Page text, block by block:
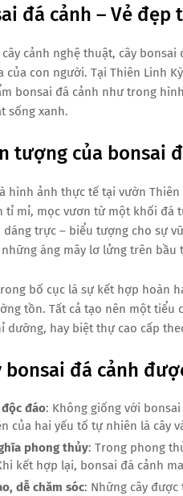
đá cảnh – Vẻ
cảnh nghệ thuật, cây
của con người. Tại Thiên Linh
bonsai đá cảnh như trong
sống xanh.
tượng của bonsai
hình ảnh thực tế tại vườn
tỉ mỉ, mọc vươn từ một khối đá
trực – biểu tượng cho sự
áng mây lơ lửng trên bầu
bố cục là sự kết hợp hoàn
tồn. Tất cả tạo nên một
dưỡng, hay biệt thự cao cấp
bonsai đá cảnh
đáo: Không giống với
của hai yếu tố tự nhiên là cây
phong thủy: Trong phong
kết hợp lại, bonsai đá cảnh
dễ chăm sóc: Những cây